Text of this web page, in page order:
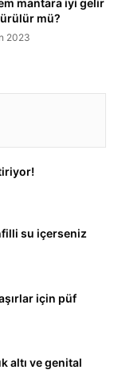
mantara iyi gelir
mü?
2023
su içerseniz
için püf
altı ve genital